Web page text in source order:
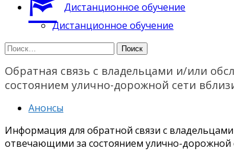
Дистанционное обучение
Дистанционное обучение
Найти:
Обратная связь с владельцами и/или
состоянием улично-дорожной сети
Анонсы
Информация для обратной связи с
отвечающими за состоянием улично-